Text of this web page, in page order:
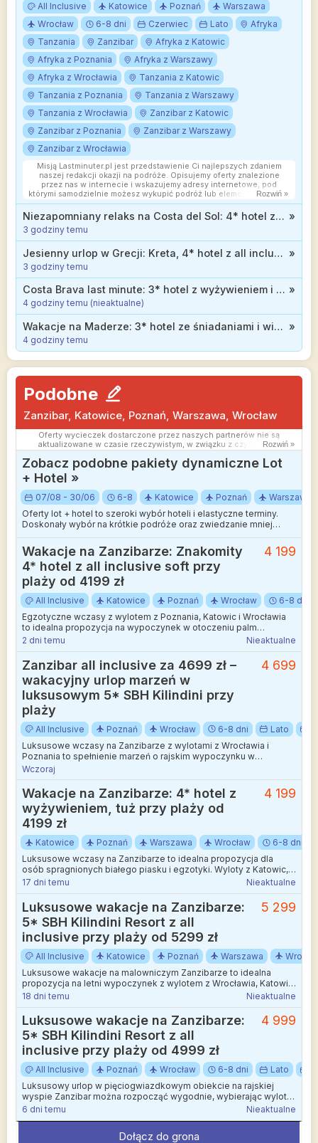
All Inclusive Katowice Poznań
Warszawa
Wrocław
6-8 dni Czerwiec Lato
Afryka
Tanzania
Zanzibar
Afryka z Katowic
Afryka z Poznania
Afryka z Warszawy
Afryka z Wrocławia
Tanzania z Katowic
Tanzania z Poznania
Tanzania z Warszawy
Tanzania z Wrocławia
Zanzibar z Katowic
Zanzibar z Poznania
Zanzibar z Warszawy
Zanzibar z Wrocławia
Misją Lastminuter.pl jest przedstawienie Ci najlepszych zdaniem
naszej redakcji okazji na podróże. Opisujemy oferty znalezione
przez nas w internecie i wskazujemy adresy internetowe, pod
którymi samodzielnie możesz wykupić podróż lub elementy podróży.
Ceny w artykułach są aktualne w chwili publikacji. Możemy
otrzymywać wynagrodzenie od partnerów handlowych, do których
Cię przekierowujemy. Nie ma to wpływu na cenę Twojej wycieczki.
Rozwiń »
Niezapomniany relaks na Costa del Sol: 4* hotel z wyżywieniem od 2399 zł »
3 godziny temu
Jesienny urlop w Grecji: Kreta, 4* hotel z all inclusive blisko plaży od 1819 zł »
3 godziny temu
Costa Brava last minute: 3* hotel z wyżywieniem i basenem infinity na dachu za 2328 zł »
4 godziny temu (nieaktualne)
Wakacje na Maderze: 3* hotel ze śniadaniami i widokiem na ocean od 2399 zł »
4 godziny temu
Podobne
Zanzibar, Katowice, Poznań, Warszawa, Wrocław
Oferty wycieczek dostarczone przez naszych partnerów nie są
aktualizowane w czasie rzeczywistym, w związku z czym ceny i
dostępność ofert mogą się nieznacznie różnić od aktualnych.
Dokładamy wszelkich starań aby rozbieżności były jak najmniejsze.
Rozwiń »
Zobacz podobne pakiety dynamiczne Lot
+ Hotel »
07/08 - 30/06 6-8 Katowice Poznań
Warszawa
Oferty lot + hotel to szeroki wybór hoteli i elastyczne terminy.
Doskonały wybór na krótkie podróże oraz zwiedzanie mniej
wakacyjnych kierunków.
Wakacje na Zanzibarze: Znakomity
4* hotel z all inclusive soft przy
plaży od 4199 zł
4 199
All Inclusive Katowice Poznań Wrocław
6-8 dni
Egzotyczne wczasy z wylotem z Poznania, Katowic i Wrocławia
to idealna propozycja na wypoczynek w otoczeniu palm
kokosowych i błękitnego oceanu.
2 dni temu Nieaktualne
Zanzibar all inclusive za 4699 zł –
wakacyjny urlop marzeń w
luksusowym 5* SBH Kilindini przy
plaży
4 699
All Inclusive Poznań Wrocław 6-8 dni Lato
Luksusowe wczasy na Zanzibarze z wylotami z Wrocławia i
Poznania to spełnienie marzeń o rajskim wypoczynku w
otoczeniu palm i turkusowego oceanu.
Wczoraj
Wakacje na Zanzibarze: 4* hotel z
wyżywieniem, tuż przy plaży od
4199 zł
4 199
Katowice Poznań Warszawa Wrocław
6-8 dni
Luksusowe wczasy na Zanzibarze to idealna propozycja dla
osób spragnionych białego piasku i egzotyki. Wyloty z Katowic,
Poznania, Warszawy lub Wrocławia.
17 dni temu Nieaktualne
Luksusowe wakacje na Zanzibarze:
5* SBH Kilindini Resort z all
inclusive przy plaży od 5299 zł
5 299
All Inclusive Katowice Poznań Warszawa
Luksusowe wakacje na malowniczym Zanzibarze to idealna
propozycja na letni wypoczynek z wylotem z Wrocławia, Katowic,
Poznania i Warszawy.
18 dni temu Nieaktualne
Luksusowe wakacje na Zanzibarze:
5* SBH Kilindini Resort z all
inclusive przy plaży od 4999 zł
4 999
All Inclusive Poznań Wrocław 6-8 dni Lato
Luksusowy urlop w pięciogwiazdkowym obiekcie na rajskiej
wyspie Zanzibar można rozpocząć wygodnie, wybierając wylot z
Poznania i Wrocławia.
6 dni temu Nieaktualne
Dołącz do grona